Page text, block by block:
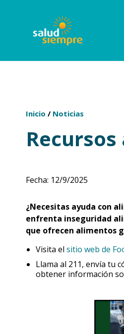
Inicio / Noticias
Fecha: 12/9/2025
¿Necesitas ayuda con
enfrenta inseguridad
que ofrecen alimentos
Visita el sitio web de
Llama al 211, envía tu
obtener información